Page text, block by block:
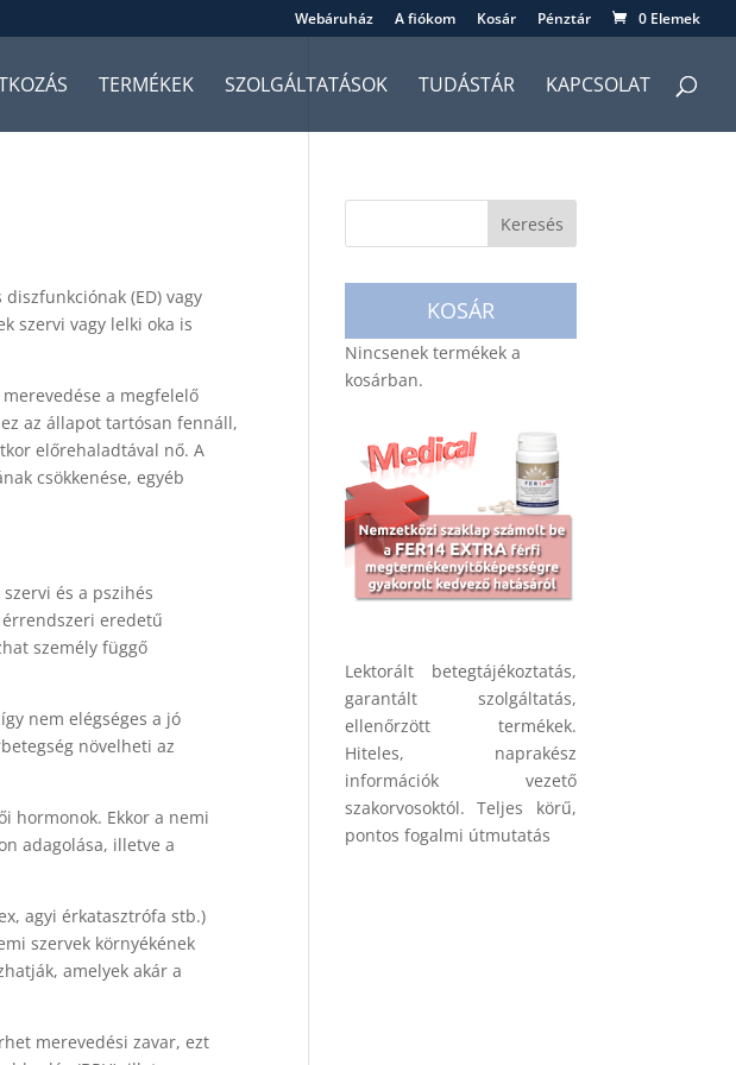
Webáruház A fiókom Kosár Pénztár 0 Elemek
TERMÉKEK SZOLGÁLTATÁSOK TUDÁSTÁR KAPCSOLAT
(ED) vagy
szervi vagy lelki oka is
a megfelelő
az állapot tartósan fennáll,
előrehaladtával nő. A
csökkenése, egyéb
és a pszihés
eredetű
személy függő
nem elégséges a jó
növelheti az
hormonok. Ekkor a nemi
adagolása, illetve a
agyi érkatasztrófa stb.)
szervek környékének
amelyek akár a
merevedési zavar, ezt
KOSÁR
Nincsenek termékek a
kosárban.
Lektorált betegtájékoztatás,
garantált szolgáltatás,
ellenőrzött termékek.
Hiteles, naprakész
információk vezető
szakorvosoktól. Teljes körű,
pontos fogalmi útmutatás